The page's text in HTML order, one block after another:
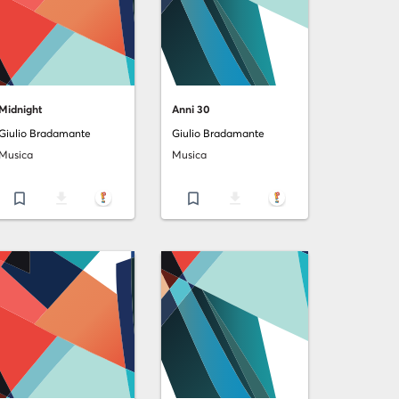
Midnight
Bradamante
Musica
bookmark_border
Anni 30
Giulio Bradamante
Musica
bookmark_border